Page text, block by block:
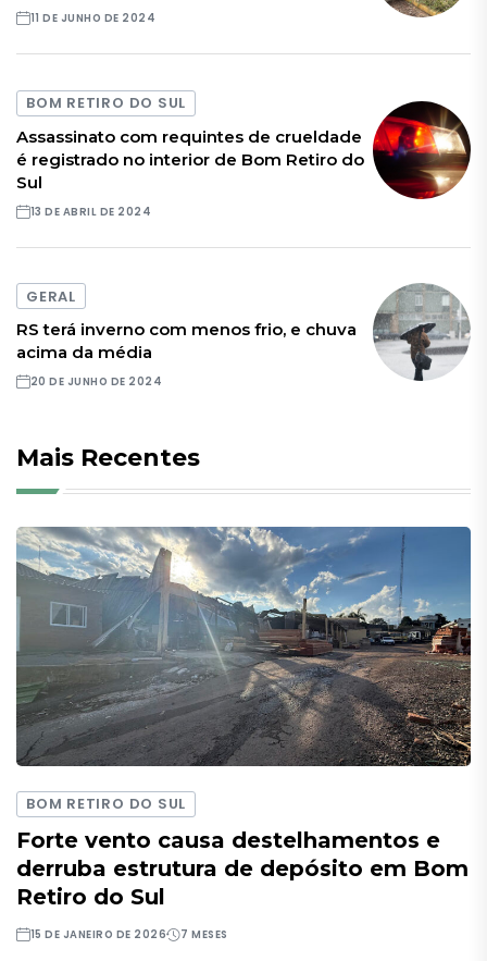
11 DE JUNHO DE 2024
BOM RETIRO DO SUL
Assassinato com requintes de crueldade
é registrado no interior de Bom Retiro do
Sul
13 DE ABRIL DE 2024
GERAL
RS terá inverno com menos frio, e chuva
acima da média
20 DE JUNHO DE 2024
Mais Recentes
BOM RETIRO DO SUL
Forte vento causa destelhamentos e
derruba estrutura de depósito em Bom
Retiro do Sul
15 DE JANEIRO DE 2026 7 MESES